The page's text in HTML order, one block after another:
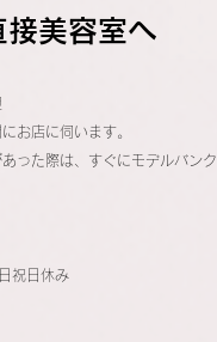
美容室へ
お店に伺います。
った際は、すぐにモデルバンク
祝日休み